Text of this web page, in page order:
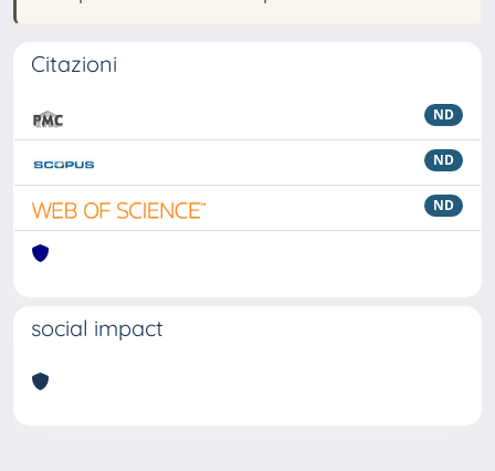
Citazioni
ND
ND
ND
social impact